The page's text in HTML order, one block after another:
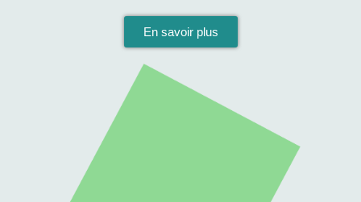
En savoir plus